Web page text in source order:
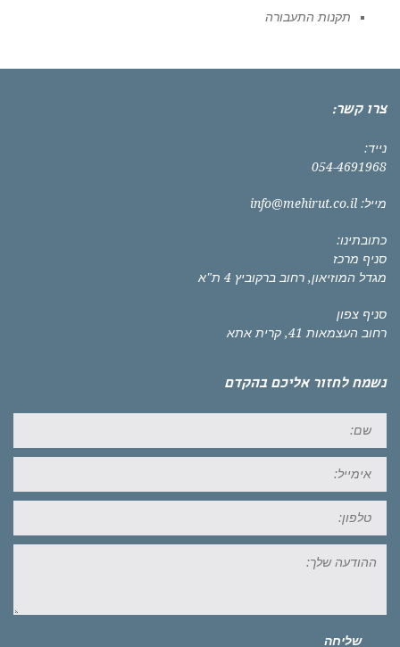
תקנות התעבורה
צרו קשר:
נייד:
054-4691968
מייל: info@mehirut.co.il
כתובתינו:
סניף מרכז
מגדל המוזיאון, רחוב ברקוביץ 4 ת"א
סניף צפון
רחוב העצמאות 41, קרית אתא
נשמח לחזור אליכם בהקדם
שלך:
שליחה